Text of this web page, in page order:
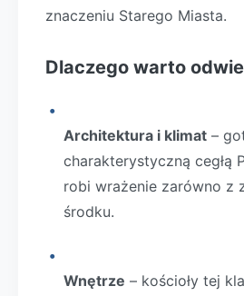
znaczeniu Starego Miasta.
Dlaczego warto
Architektura i klimat –
charakterystyczną cegłą
robi wrażenie zarówno z
środku.
Wnętrze – kościoły tej